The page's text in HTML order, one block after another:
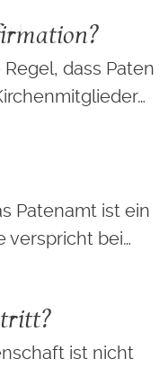
dass Paten
Patenamt ist ein
verspricht bei…
ist nicht